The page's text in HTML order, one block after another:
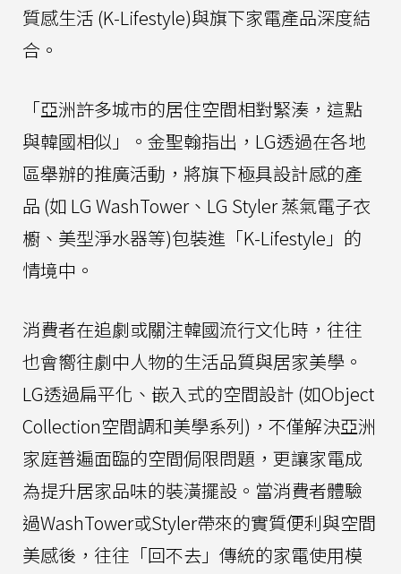
質感生活 (K-Lifestyle)與旗下家電產品深度結
合。
「亞洲許多城市的居住空間相對緊湊，這點
與韓國相似」。金聖翰指出，LG透過在各地
區舉辦的推廣活動，將旗下極具設計感的產
品 (如 LG WashTower、LG Styler 蒸氣電子衣
櫥、美型淨水器等)包裝進「K-Lifestyle」的
情境中。
消費者在追劇或關注韓國流行文化時，往往
也會嚮往劇中人物的生活品質與居家美學。
LG透過扁平化、嵌入式的空間設計 (如Object
Collection空間調和美學系列)，不僅解決亞洲
家庭普遍面臨的空間侷限問題，更讓家電成
為提升居家品味的裝潢擺設。當消費者體驗
過WashTower或Styler帶來的實質便利與空間
美感後，往往「回不去」傳統的家電使用模